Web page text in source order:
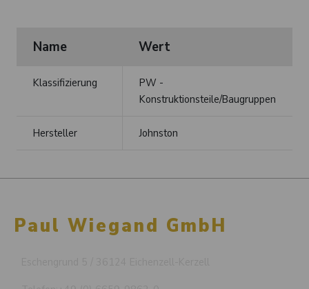
Name Wert
Klassifizierung
PW -
Konstruktionsteile/Baugruppen
Hersteller Johnston
Paul Wiegand GmbH